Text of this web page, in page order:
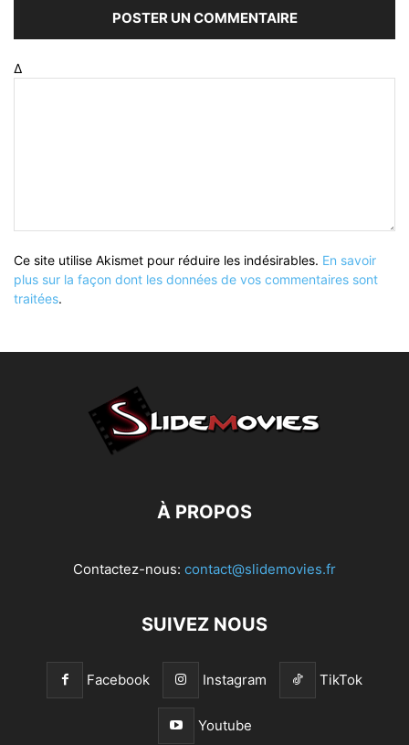
Δ
Ce site utilise Akismet pour réduire les indésirables. En savoir
plus sur la façon dont les données de vos commentaires sont
traitées.
À PROPOS
Contactez-nous: contact@slidemovies.fr
SUIVEZ NOUS
Facebook Instagram TikTok
Youtube